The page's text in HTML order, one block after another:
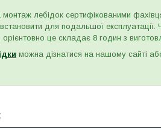
лебідок сертифікованими
для подальшої експлуатації.
орієнтовно це складає 8 годин з
можна дізнатися на нашому сайті